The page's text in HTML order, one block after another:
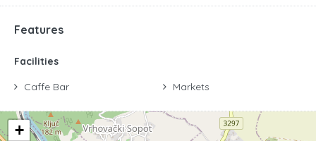
Features
Facilities
Caffe Bar
Markets
+